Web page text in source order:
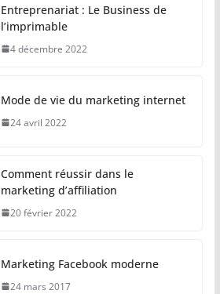
Entreprenariat : Le Business de
l’imprimable
4 décembre 2022
Mode de vie du marketing internet
24 avril 2022
Comment réussir dans le
marketing d’affiliation
20 février 2022
Marketing Facebook moderne
24 mars 2017